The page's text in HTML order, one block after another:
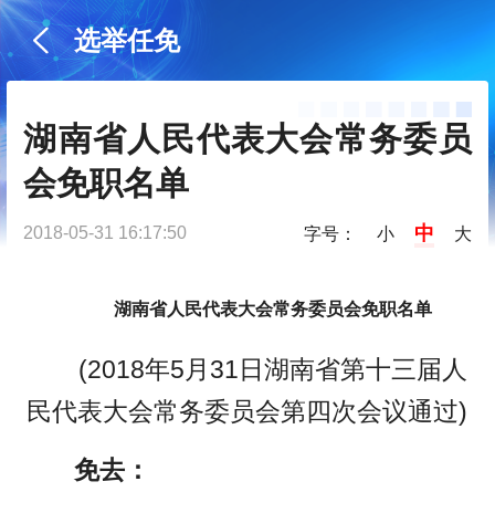
选举任免
湖南省人民代表大会常务委员
会免职名单
2018-05-31 16:17:50 字号： 小 中 大
湖南省人民代表大会常务委员会免职名单
(2018年5月31日湖南省第十三届人
民代表大会常务委员会第四次会议通过)
免去：